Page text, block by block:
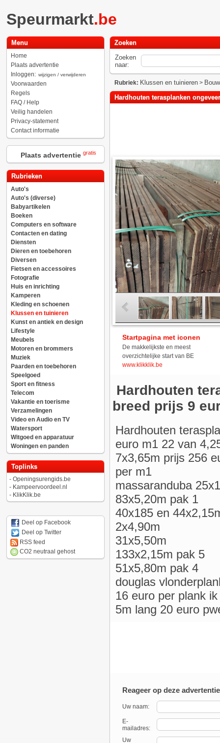
Speurmarkt.be
Menu
Home
Plaats advertentie
Inloggen: wijzigen / verwijderen
Voorwaarden
Regels
FAQ / Help
Veilig handelen
Privacy-statement
Contact informatie
Plaats advertentie gratis
Rubrieken
Auto's
Auto's (diverse)
Babyartikelen
Boeken
Computers en software
Contacten en dating
Diensten
Dieren en toebehoren
Diversen
Fietsen en accessoires
Fotografie
Huis en inrichting
Kamperen
Kleding en schoenen
Klussen en tuinieren
Kunst en antiek en design
Lifestyle
Meubels
Motoren en brommers
Muziek
Paarden en toebehoren
Speelgoed
Sport en fitness
Telecom
Vakantie en toerisme
Verzamelingen
Video en Audio en TV
Watersport
Witgoed en apparatuur
Woningen en panden
Toplinks
- Openingsurengids.be
- Kampeervoordeel.nl
- KlikKlik.be
Deel op Facebook
Deel op Twitter
RSS feed
CO2 neutraal gehost
Zoeken
Zoeken
naar:
Rubriek: Klussen en tuinieren>
Hardhouten terasplanken
Startpagina met iconen
De makkelijkste en meest
overzichtelijke start van BE
www.klikklik.be
Hardhouten
breed prijs 9
Hardhouten
euro m1 22 van
7x3,65m prijs 256
per m1
massaranduba
83x5,20m pak 1
40x185 en
2x4,90m
31x5,50m
133x2,15m pak 5
51x5,80m pak 4
douglas
16 euro per plank
5m lang 20 euro
Reageer op deze advertentie
Uw naam:
E-
mailadres:
Uw